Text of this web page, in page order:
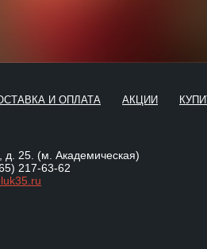
И ОПЛАТА АКЦИИ
д. 25. (м. Академическая)
217-63-62